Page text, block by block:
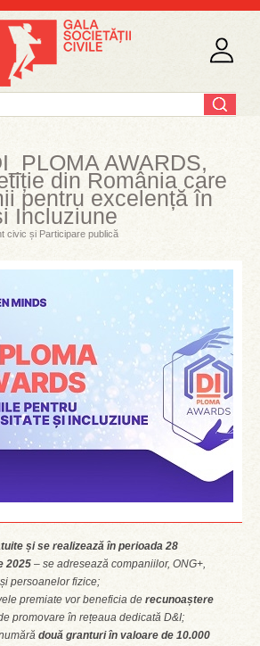
AWARDS,
din România care
pentru excelență în
Incluziune
civic și Participare publică
și se realizează în perioada 28
2025 – se adresează companiilor, ONG+,
persoanelor fizice;
premiate vor beneficia de recunoaștere
promovare în rețeaua dedicată D&I;
două granturi în valoare de 10.000